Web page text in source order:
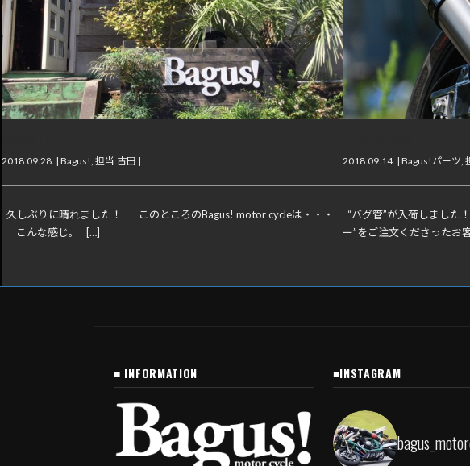
2018.09.28. | Bagus!, 担当:古田 |
久しぶりに晴れました！ このところのBagus! motor cycleは・・・
こんな感じ。 […]
2018.09.14. | Bagus!パーツ,
“バグ管”が入荷しまし
ー”をご注文くださった
■ INFORMATION ■INSTAGRAM